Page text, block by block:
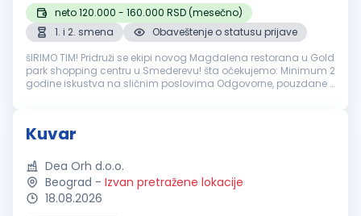
neto 120.000 - 160.000 RSD (mesečno)
1. i 2. smena
Obaveštenje o statusu prijave
šIRIMO TIM! Pridruži se ekipi novog Magdalena restorana u Gold
park shopping centru u Smederevu! šta očekujemo: Minimum 2
godine iskustva na sličnim poslovima Odgovorne, pouzdane i
Kuvar
Dea Orh d.o.o.
Beograd - Izvan pretražene lokacije
18.08.2026